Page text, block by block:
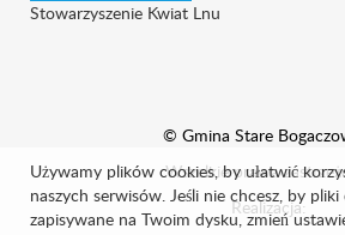
© Gmina Stare
Wszelkie prawa
Realizacja:
Stowarzyszenie Kwiat Lnu
Używamy plików cookies, by ułatwić
naszych serwisów. Jeśli nie chcesz, by pliki
zapisywane na Twoim dysku, zmień